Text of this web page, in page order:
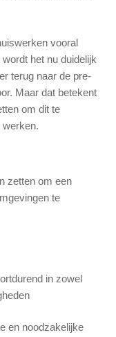
vooral
het nu duidelijk
terug naar de pre-
Maar dat betekent
om dit te
werken.
zetten om een
te
in zowel
en noodzakelijke